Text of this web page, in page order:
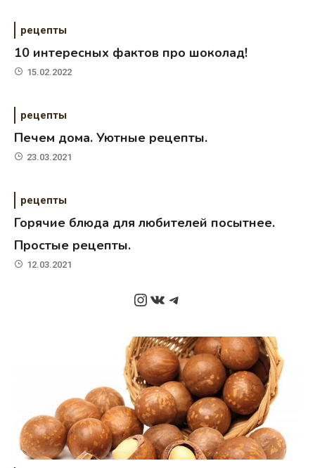
рецепты
10 интересных фактов про шоколад!
15.02.2022
рецепты
Печем дома. Уютные рецепты.
23.03.2021
рецепты
Горячие блюда для любителей посытнее.
Простые рецепты.
12.03.2021
Instagram
ВКонтакте
Telegram